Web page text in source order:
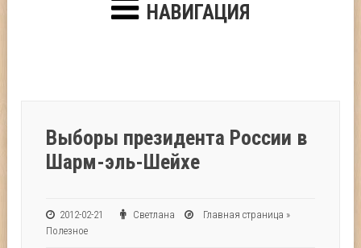
НАВИГАЦИЯ
Выборы президента России в
Шарм-эль-Шейхе
2012-02-21 Светлана Главная страница »
Полезное